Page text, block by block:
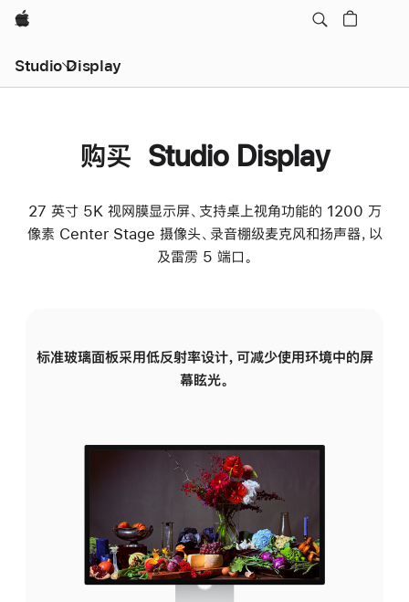
Apple
Studio Display
购买 Studio Display
27 英寸 5K 视网膜显示屏、支持桌上视角功能的 1200 万
像素 Center Stage 摄像头、录音棚级麦克风和扬声器，以
及雷雳 5 端口。
标准玻璃面板采用低反射率设计，可减少使用环境中的屏
幕眩光。